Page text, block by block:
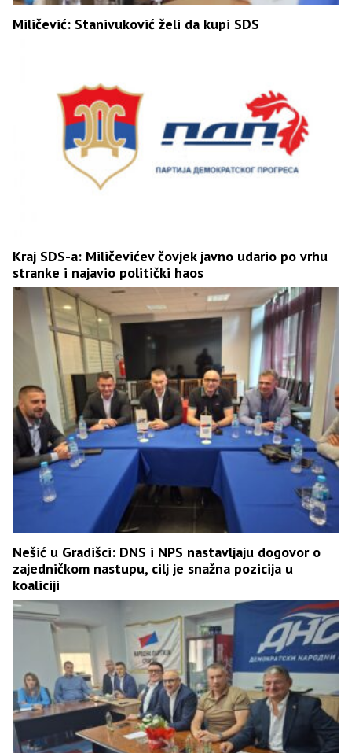
Miličević: Stanivuković želi da kupi SDS
Kraj SDS-a: Miličevićev čovjek javno udario po vrhu
stranke i najavio politički haos
Nešić u Gradišci: DNS i NPS nastavljaju dogovor o
zajedničkom nastupu, cilj je snažna pozicija u
koaliciji